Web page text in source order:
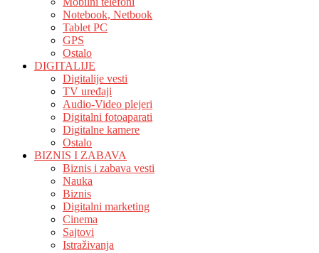
Notebook, Netbook
Tablet PC
GPS
Ostalo
DIGITALIJE
Digitalije vesti
TV uređaji
Audio-Video plejeri
Digitalni fotoaparati
Digitalne kamere
Ostalo
BIZNIS I ZABAVA
Biznis i zabava vesti
Nauka
Biznis
Digitalni marketing
Cinema
Sajtovi
Istraživanja